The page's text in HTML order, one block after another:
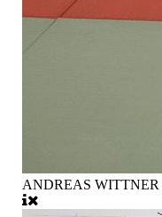
ANDREAS WITTNER